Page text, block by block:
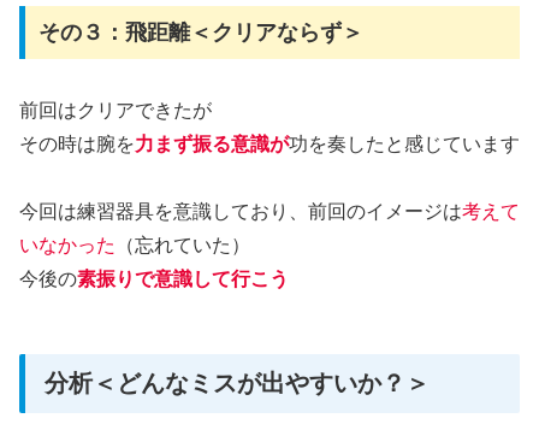
その３：飛距離＜クリアならず＞
前回はクリアできたが
その時は腕を力まず振る意識が功を奏したと感じています
今回は練習器具を意識しており、前回のイメージは考えて
いなかった
（忘れていた）
今後の素振りで意識して行こう
分析＜どんなミスが出やすいか？＞